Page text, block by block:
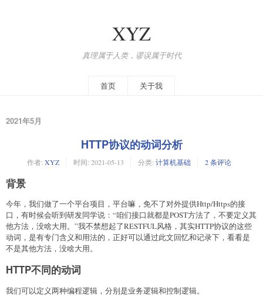
XYZ
真理属于人类，谬误属于时代
首页 关于我
2021年5月
HTTP协议的动词分析
作者: XYZ 时间: 2021-05-13 分类: 计算机基础 2 条评论
背景
今年，我们做了一个平台项目，平台嘛，免不了对外提供Http/Https的接
口，有时候会听到研发同学说：“咱们接口就都是POST方法了，不要定义其
他方法，没啥大用。”我不禁想起了RESTFUL风格，其实HTTP协议的这些
动词，是有专门含义和用法的，正好可以通过此文回忆和记录下，看看是
不是其他方法，没啥大用。
HTTP不同的动词
我们可以定义两种编程逻辑，分别是业务逻辑和控制逻辑。